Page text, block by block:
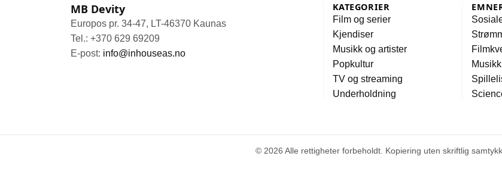
MB Devity
Europos pr. 34-47, LT-46370 Kaunas
Tel.: +370 629 69209
E-post: info@inhouseas.no
KATEGORIER
Film og serier
Kjendiser
Musikk og artister
Popkultur
TV og streaming
Underholdning
Musikk
© 2026 Alle rettigheter forbeholdt. Kopiering uten skriftlig